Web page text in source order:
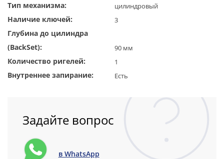
Тип механизма: цилиндровый
Наличие ключей: 3
Глубина до цилиндра
(BackSet):
90 мм
Количество ригелей: 1
Внутреннее запирание: Есть
Задайте вопрос
в WhatsApp